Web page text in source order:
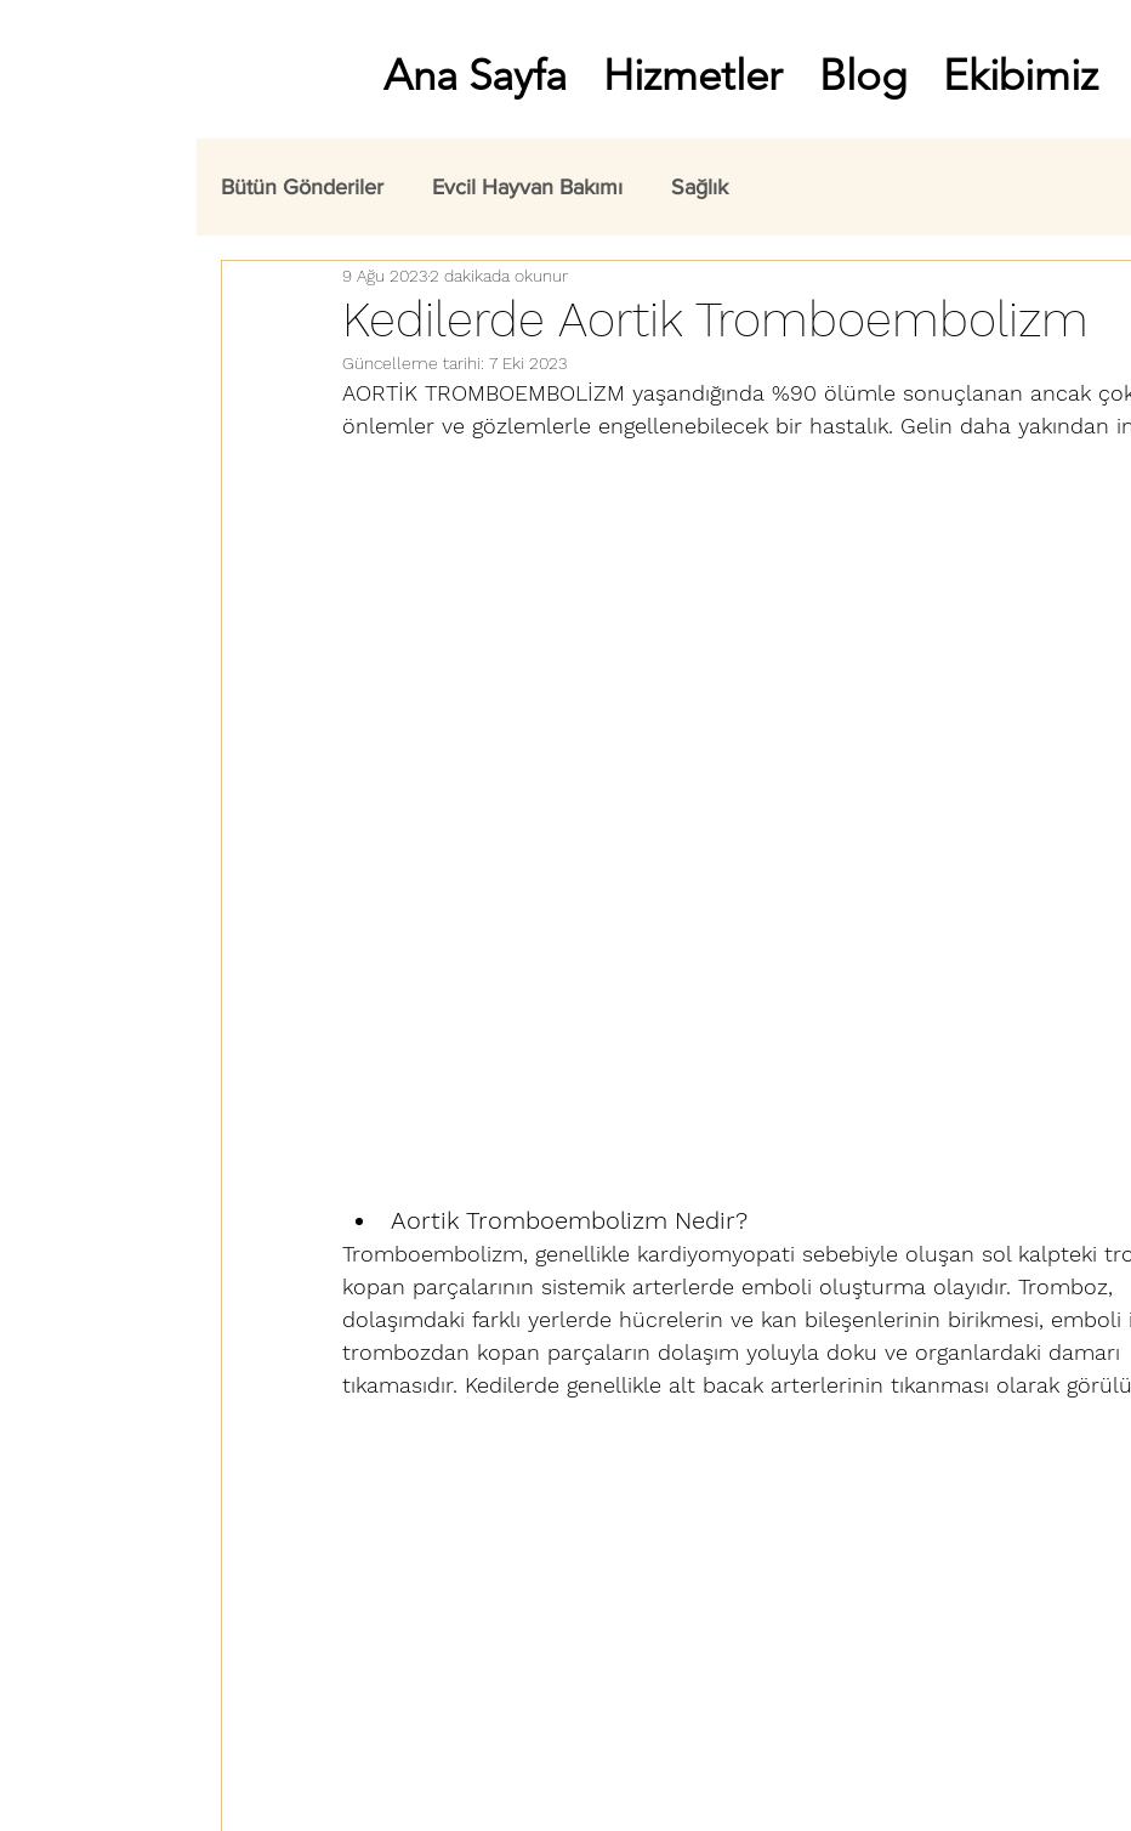
Ana Sayfa Hizmetler Blog Ekibimiz
Bütün Gönderiler Evcil Hayvan Bakımı Sağlık
Kedilerde Aortik Tromboembolizm
9 Ağu 20232 dakikada okunur
Güncelleme tarihi: 7 Eki 2023
AORTİK TROMBOEMBOLİZM yaşandığında %90 ölümle sonuçlanan ancak
önlemler ve gözlemlerle engellenebilecek bir hastalık. Gelin daha yakından
Aortik Tromboembolizm Nedir?
Tromboembolizm, genellikle kardiyomyopati sebebiyle oluşan sol kalpteki
kopan parçalarının sistemik arterlerde emboli oluşturma olayıdır. Tromboz,
dolaşımdaki farklı yerlerde hücrelerin ve kan bileşenlerinin birikmesi, emboli
trombozdan kopan parçaların dolaşım yoluyla doku ve organlardaki damarı
tıkamasıdır. Kedilerde genellikle alt bacak arterlerinin tıkanması olarak